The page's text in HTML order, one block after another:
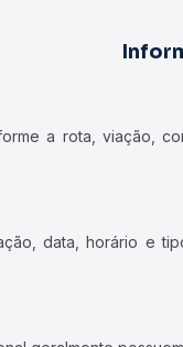
a rota, viação,
data, horário e